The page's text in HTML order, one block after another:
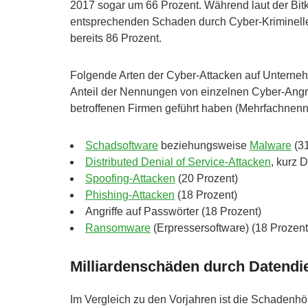
2017 sogar um 66 Prozent. Während laut der
entsprechenden Schaden durch Cyber-
bereits 86 Prozent.
Folgende Arten der Cyber-Attacken auf
Anteil der Nennungen von einzelnen Cyber-
betroffenen Firmen geführt haben
Schadsoftware beziehungsweise Malware
Distributed Denial of Service-Attacken, kurz
Spoofing-Attacken (20 Prozent)
Phishing-Attacken (18 Prozent)
Angriffe auf Passwörter (18 Prozent)
Ransomware (Erpressersoftware) (18
Milliardenschäden durch
Im Vergleich zu den Vorjahren ist die